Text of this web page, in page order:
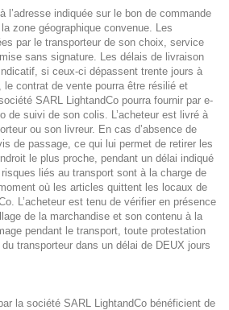
l’adresse indiquée sur le bon de commande
zone géographique convenue. Les
par le transporteur de son choix, service
sans signature. Les délais de livraison
si ceux-ci dépassent trente jours à
contrat de vente pourra être résilié et
SARL LightandCo pourra fournir par e-
de suivi de son colis. L’acheteur est livré à
ou son livreur. En cas d’absence de
de passage, ce qui lui permet de retirer les
le plus proche, pendant un délai indiqué
liés au transport sont à la charge de
où les articles quittent les locaux de
L’acheteur est tenu de vérifier en présence
de la marchandise et son contenu à la
pendant le transport, toute protestation
transporteur dans un délai de DEUX jours
la société SARL LightandCo bénéficient de